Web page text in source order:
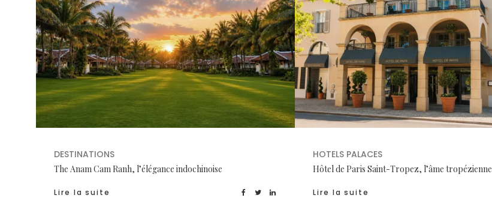
DESTINATIONS
The Anam Cam Ranh, l’élégance indochinoise
Lire la suite
HOTELS PALACES
Hôtel de Paris Saint-Tropez, l’âme tropézienne
Lire la suite